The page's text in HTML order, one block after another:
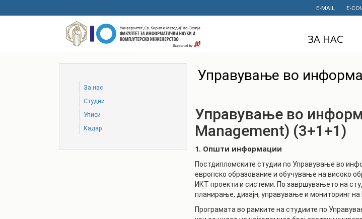
to
E-MAIL E-
ЗА НАС
ИНСТИТУТИ
И ДОКУМЕНТИ
ПРОЕКТИ
ФИНАНСИИ
ИСТОРИЈАТ
ФИНКИ Е МОЈ
За нас
Студии
Уписи
Кадар
Управување во
Управување во
Management) (3+1+1)
1. Општи информации
Постдипломските студии по Управување во
европско образование и обучување на високо
ИКТ проекти и системи. По завршувањето на
планирање, дизајн, управување и мониторинг на
Програмата во рамките на студиите по